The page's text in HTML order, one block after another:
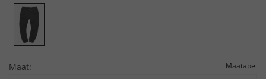
Maat: Maatabel